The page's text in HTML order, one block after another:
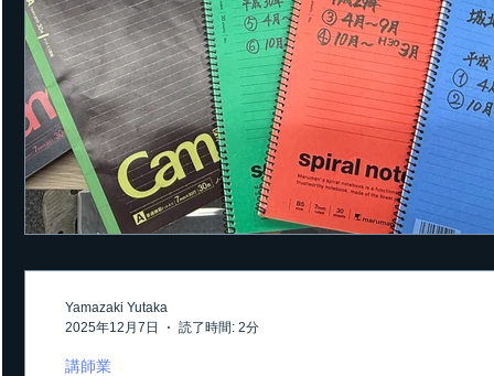
講師業
Yamazaki Yutaka
2025年12月7日
読了時間: 2分